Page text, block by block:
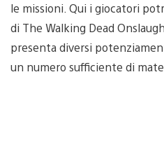
le missioni. Qui i giocatori
di The Walking Dead
presenta diversi
un numero sufficiente di